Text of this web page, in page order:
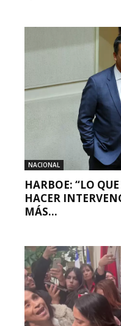
NACIONAL
HARBOE: “LO
HACER
MÁS...